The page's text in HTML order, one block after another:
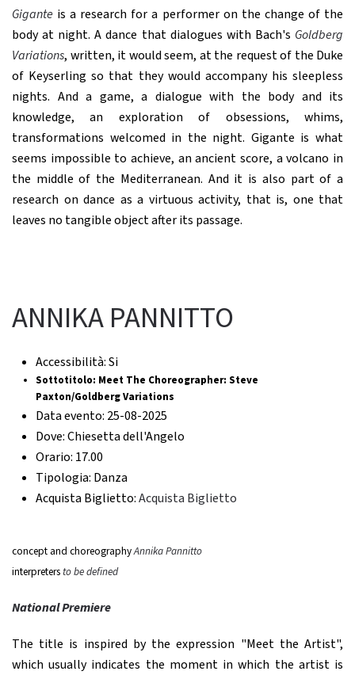
Gigante is a research for a performer on the change of the
body at night. A dance that dialogues with Bach's Goldberg
Variations, written, it would seem, at the request of the Duke
of Keyserling so that they would accompany his sleepless
nights. And a game, a dialogue with the body and its
knowledge, an exploration of obsessions, whims,
transformations welcomed in the night. Gigante is what
seems impossible to achieve, an ancient score, a volcano in
the middle of the Mediterranean. And it is also part of a
research on dance as a virtuous activity, that is, one that
leaves no tangible object after its passage.
ANNIKA PANNITTO
Accessibilità:Si
Sottotitolo: Meet The Choreographer: Steve
Paxton/Goldberg Variations
Data evento: 25-08-2025
Dove:Chiesetta dell'Angelo
Orario: 17.00
Tipologia: Danza
Acquista Biglietto:Acquista Biglietto
concept and choreographyAnnika Pannitto
interpretersto be defined
National Premiere
The title is inspired by the expression "Meet the Artist",
which usually indicates the moment in which the artist is